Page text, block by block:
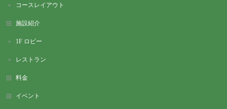
コースレイアウト
施設紹介
1F ロビー
レストラン
料金
イベント